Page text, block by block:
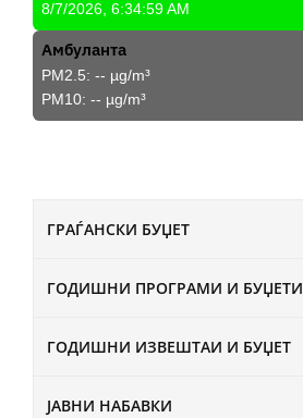
ГРАЃАНСКИ БУЏЕТ
ГОДИШНИ ПРОГРАМИ И БУЏЕТИ
ГОДИШНИ ИЗВЕШТАИ И БУЏЕТ
ЈАВНИ НАБАВКИ
8/7/2026, 6:34:59 AM
Амбуланта
PM2.5: -- µg/m³
PM10: -- µg/m³